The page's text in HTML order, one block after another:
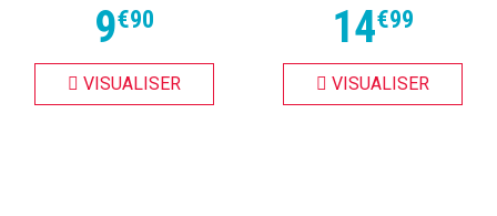
9€90
VISUALISER
14€99
VISUALISER